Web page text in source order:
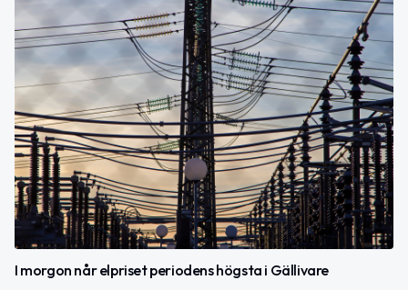
I morgon når elpriset periodens högsta i Gällivare